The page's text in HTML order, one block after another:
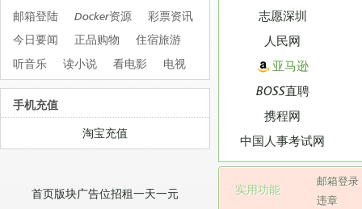
志愿深圳
人民网
亚马逊
BOSS直聘
携程网
中国人事考试网
实用功能
邮箱登录
违章
邮箱登陆 Docker资源
彩票资讯
今日要闻
正品购物
住宿旅游
听音乐
读小说 看电影 电视
手机充值
淘宝充值
首页版块广告位招租一天一元